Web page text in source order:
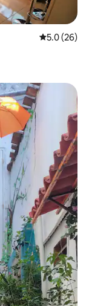
レビュー26
5.0 (26)